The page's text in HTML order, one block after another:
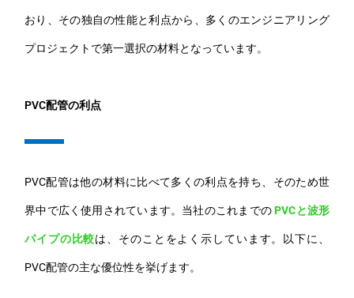
おり、その独自の性能と利点から、多くのエンジニアリング
プロジェクトで第一選択の材料となっています。
PVC配管の利点
PVC配管は他の材料に比べて多くの利点を持ち、そのため世
界中で広く使用されています。当社のこれまでのPVCと波形
パイプの比較は、そのことをよく示しています。以下に、
PVC配管の主な優位性を挙げます。